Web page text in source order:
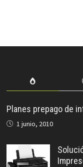
Planes prepago de
1 junio, 2010